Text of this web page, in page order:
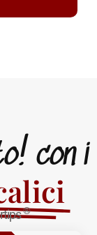
con i
®